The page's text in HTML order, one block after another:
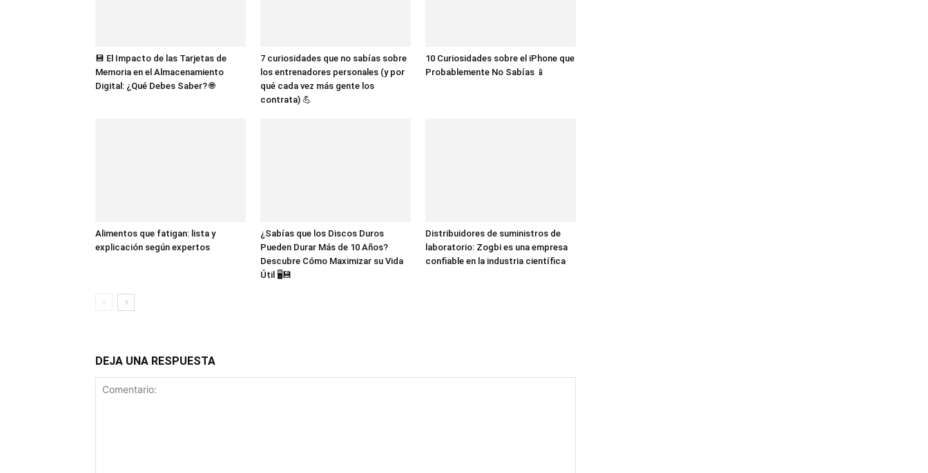
💾 El Impacto de las Tarjetas de
Memoria en el Almacenamiento
Digital: ¿Qué Debes Saber? 🌐
7 curiosidades que no sabías sobre
los entrenadores personales (y por
qué cada vez más gente los
contrata) 💪
10 Curiosidades sobre el iPhone que
Probablemente No Sabías 📱
Alimentos que fatigan: lista y
explicación según expertos
¿Sabías que los Discos Duros
Pueden Durar Más de 10 Años?
Descubre Cómo Maximizar su Vida
Útil 🖥️💾
Distribuidores de suministros de
laboratorio: Zogbi es una empresa
confiable en la industria científica
DEJA UNA RESPUESTA